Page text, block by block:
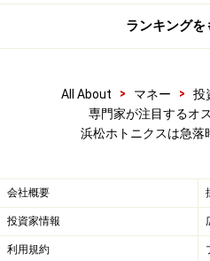
まず、高付加価値製品を提
な中堅企業が市場で生き残
ら、圧倒的な競争力をもつ
いのです。差別化された製
争に巻き込まれにくく、メ
伸ばしてきたのは、高品質・
からです。敢えてしんどい方
結果的に高品質・高付加価
ランキングを
All About > マネー > 投
専門家が注目するオ
浜松ホトニクスは急落
会社概要
投資家情報
利用規約